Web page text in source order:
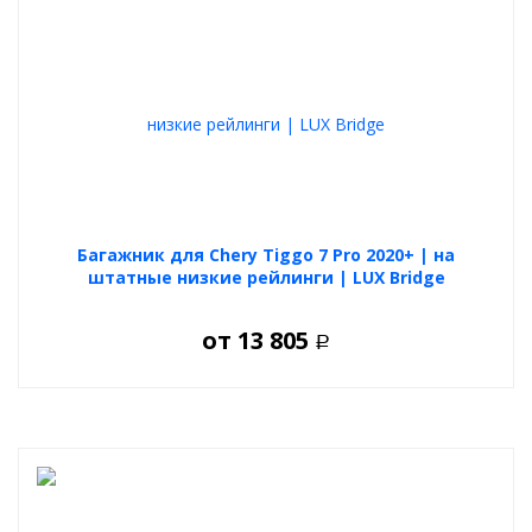
Багажник для Chery Tiggo 7 Pro 2020+ | на
штатные низкие рейлинги | LUX Bridge
от 13 805 Р